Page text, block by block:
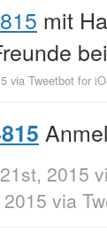
mit
via Tweetbot for
2015
via